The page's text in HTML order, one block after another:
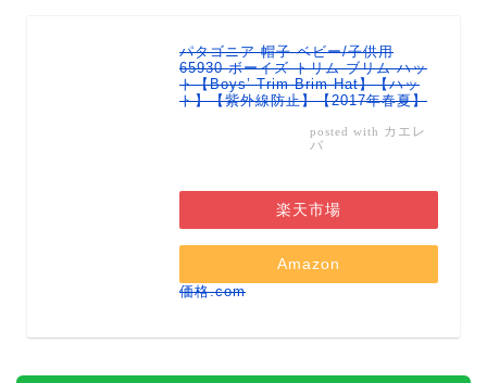
パタゴニア 帽子 ベビー/子供用
65930 ボーイズ トリム ブリム ハッ
ト【Boys’ Trim Brim Hat】【ハッ
ト】【紫外線防止】【2017年春夏】
posted with カエレ
バ
楽天市場
Amazon
価格.com